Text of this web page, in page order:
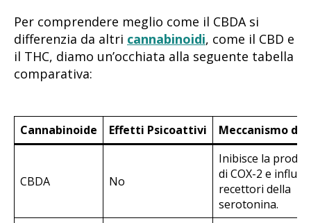
Per comprendere meglio come il CBDA si
differenzia da altri cannabinoidi, come il CBD e
il THC, diamo un’occhiata alla seguente tabella
comparativa:
Cannabinoide Effetti Psicoattivi Meccanismo di
CBDA No
Inibisce la
di COX-2 e
recettori della
serotonina.